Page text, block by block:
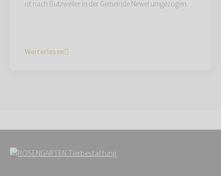
ist nach Butzweiler in der Gemeinde Newel umgezogen.
Weiterlesen